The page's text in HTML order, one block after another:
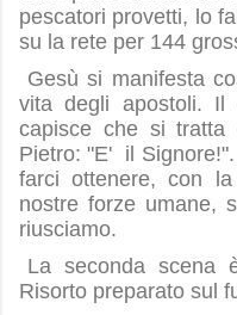
pescatori provetti, lo
su la rete per 144
Gesù si manifesta
vita degli apostoli. Il
capisce che si
Pietro: "E' il
farci ottenere, con
nostre forze umane,
riusciamo.
La seconda scena
Risorto preparato sul